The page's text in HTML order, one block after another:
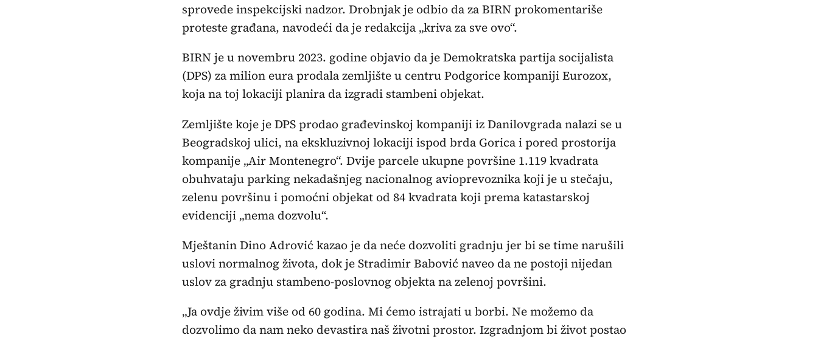
sprovede inspekcijski nadzor. Drobnjak je odbio da za BIRN prokomentariše
proteste građana, navodeći da je redakcija „kriva za sve ovo“.
BIRN je u novembru 2023. godine objavio da je Demokratska partija socijalista
(DPS) za milion eura prodala zemljište u centru Podgorice kompaniji Eurozox,
koja na toj lokaciji planira da izgradi stambeni objekat.
Zemljište koje je DPS prodao građevinskoj kompaniji iz Danilovgrada nalazi se u
Beogradskoj ulici, na ekskluzivnoj lokaciji ispod brda Gorica i pored prostorija
kompanije „Air Montenegro“. Dvije parcele ukupne površine 1.119 kvadrata
obuhvataju parking nekadašnjeg nacionalnog avioprevoznika koji je u stečaju,
zelenu površinu i pomoćni objekat od 84 kvadrata koji prema katastarskoj
evidenciji „nema dozvolu“.
Mještanin Dino Adrović kazao je da neće dozvoliti gradnju jer bi se time narušili
uslovi normalnog života, dok je Stradimir Babović naveo da ne postoji nijedan
uslov za gradnju stambeno-poslovnog objekta na zelenoj površini.
„Ja ovdje živim više od 60 godina. Mi ćemo istrajati u borbi. Ne možemo da
dozvolimo da nam neko devastira naš životni prostor. Izgradnjom bi život postao